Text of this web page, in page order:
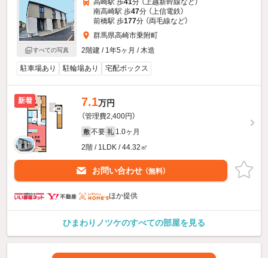
すべての写真
南高崎駅 歩47分 （上信電鉄）
前橋駅 歩177分 （両毛線など）
群馬県高崎市乗附町
2階建 / 1年5ヶ月 / 木造
駐車場あり 駐輪場あり 宅配ボックス
新着 7.1万円
（管理費2,400円）
敷 不要 礼 1.0ヶ月
2階 / 1LDK / 44.32㎡
お問い合わせ （無料）
ほか提供
ひまわりノツケのすべての部屋を見る